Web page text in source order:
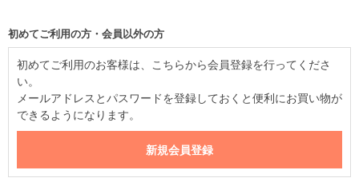
初めてご利用の方・会員以外の方
初めてご利用のお客様は、こちらから会員登録を行ってくださ
い。
メールアドレスとパスワードを登録しておくと便利にお買い物が
できるようになります。